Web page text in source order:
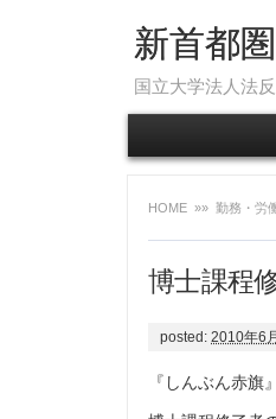
新首都
国立大学法人法
HOME »» 勤務・労
博士課程
posted: 2010年6
『しんぶん赤旗